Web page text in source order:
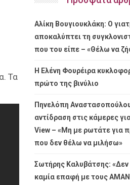
Τα
Αλίκη Βουγιουκλάκη: Ο
αποκαλύπτει τη
που του είπε – «Θέλω να
Η Ελένη Φουρέιρα
πρώτο της βινύλιο
Πηνελόπη
αντίδραση στις κάμερες
View – «Μη με ρωτάτε για
που δεν θέλω να μιλήσω»
Σωτήρης Καλυβάτσης: «Δεν
καμία επαφή με τους ΑΜΑΝ